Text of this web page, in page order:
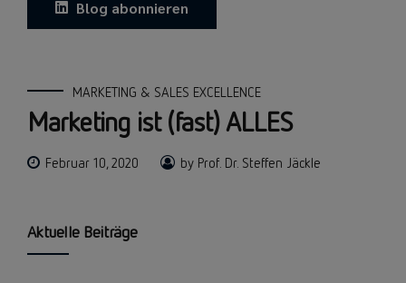
Blog abonnieren
MARKETING & SALES EXCELLENCE
Marketing ist (fast) ALLES
Februar 10, 2020 by Prof. Dr. Steffen Jäckle
Aktuelle Beiträge